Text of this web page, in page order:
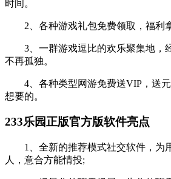
时间。
2、各种游戏礼包免费领取，福利
3、一群游戏逗比的欢乐聚集地，
不再孤独。
4、各种类型网游免费送VIP，送
想要的。
233乐园正版官方版软件亮点
1、全新的推荐模式社交软件，为
人，意合方能情投;